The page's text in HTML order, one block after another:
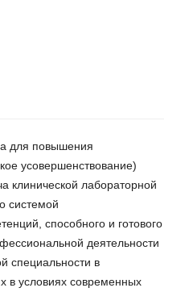
для повышения
усовершенствование)
клинической лабораторной
системой
способного и готового
деятельности
специальности в
в условиях современных